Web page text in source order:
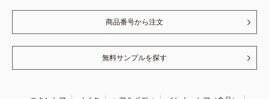
商品番号から注文
無料サンプルを探す